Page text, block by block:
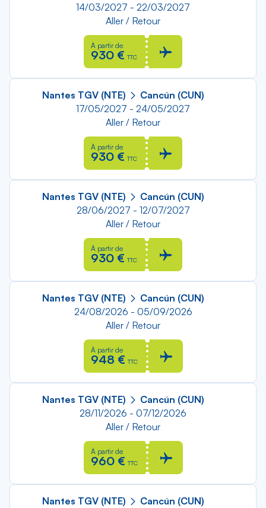
14/03/2027 - 22/03/2027
Aller / Retour
À partir de
930 € TTC
Nantes TGV (NTE)
Cancún (CUN)
17/05/2027 - 24/05/2027
Aller / Retour
À partir de
930 € TTC
Nantes TGV (NTE)
Cancún (CUN)
28/06/2027 - 12/07/2027
Aller / Retour
À partir de
930 € TTC
Nantes TGV (NTE)
Cancún (CUN)
24/08/2026 - 05/09/2026
Aller / Retour
À partir de
948 € TTC
Nantes TGV (NTE)
Cancún (CUN)
28/11/2026 - 07/12/2026
Aller / Retour
À partir de
960 € TTC
Nantes TGV (NTE)
Cancún (CUN)